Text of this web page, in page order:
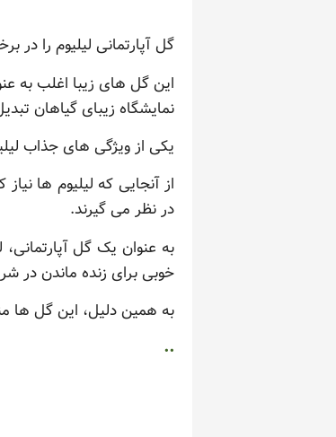
گل آپارتمانی لیلیوم را در
این گل های زیبا اغلب به
نمایشگاه زیبای گیاهان
یکی از ویژگی های جذاب
از آنجایی که لیلیوم ها
در نظر می گیرند.
به عنوان یک گل
خوبی برای زنده ماندن در
به همین دلیل، این گل ها
..